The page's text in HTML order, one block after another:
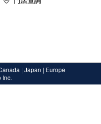
| Japan | Europe
Inc.